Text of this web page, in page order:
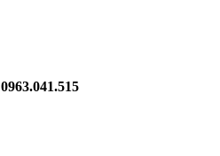
0963.041.515